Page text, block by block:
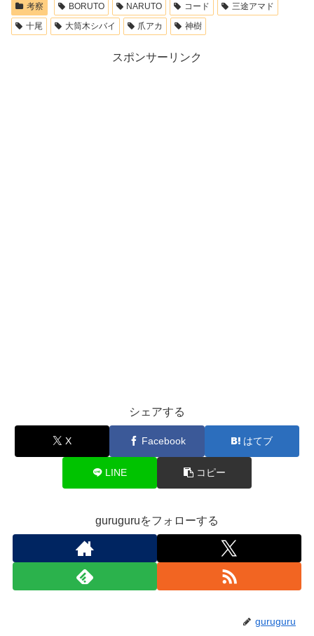
考察 BORUTO NARUTO コード
三途アマド
十尾
大筒木シバイ 爪アカ 神樹
スポンサーリンク
シェアする
X Facebook はてブ
LINE コピー
guruguruをフォローする
guruguru